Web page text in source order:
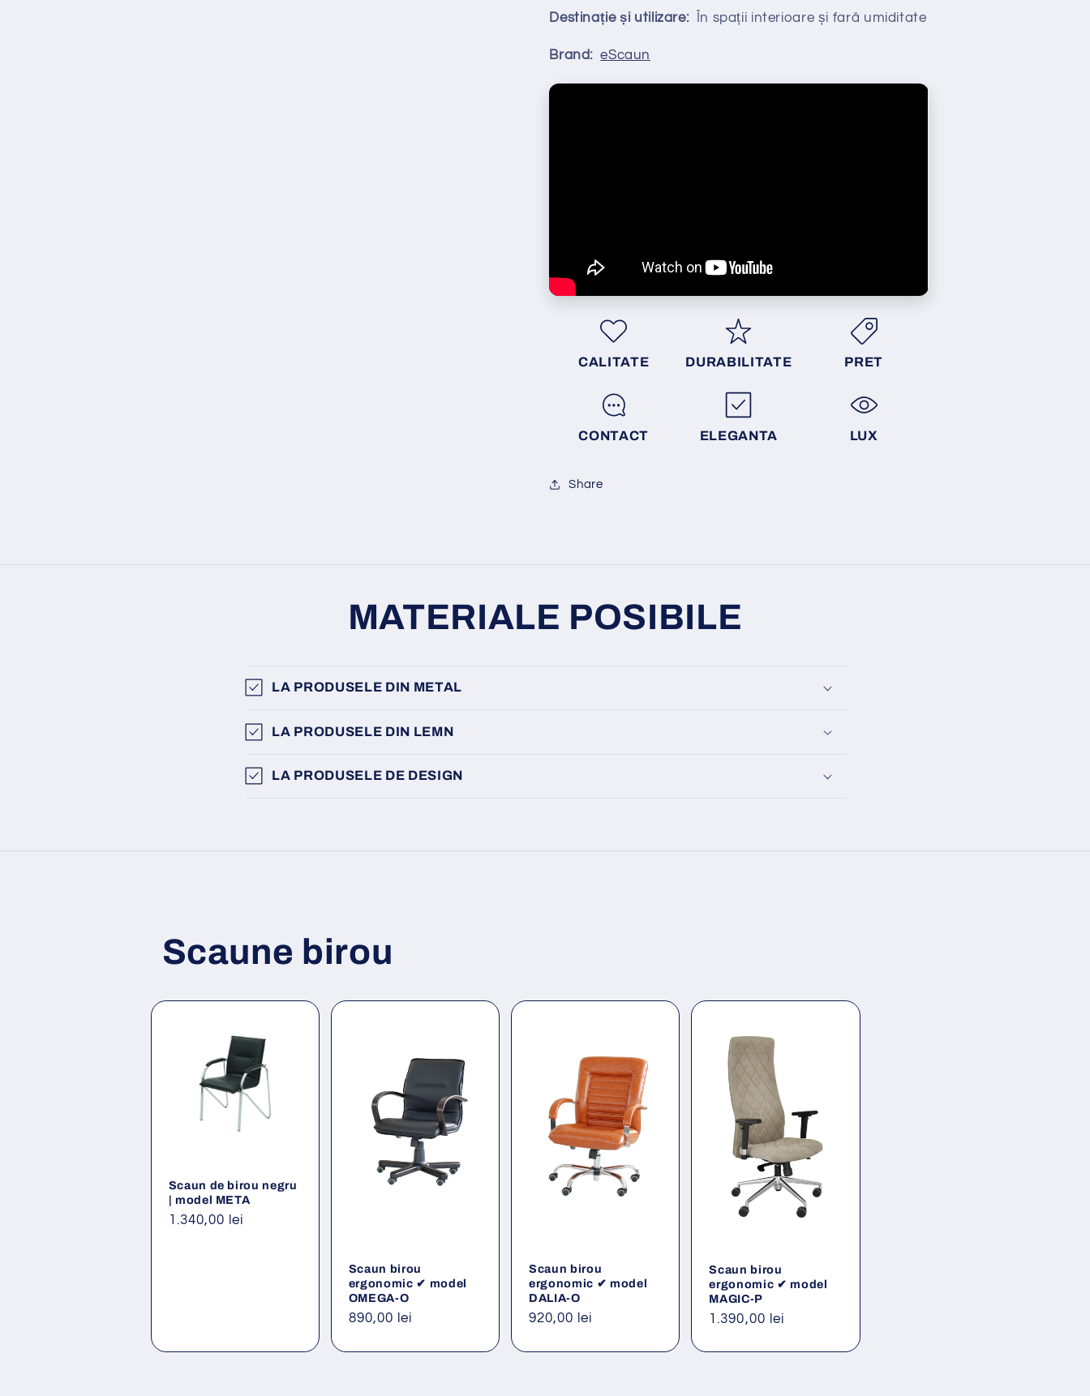
Destinație și utilizare:În spații interioare și fară umiditate
Brand:eScaun
CALITATE DURABILITATE PRET
CONTACT ELEGANTA LUX
Share
MATERIALE POSIBILE
LA PRODUSELE DIN METAL
LA PRODUSELE DIN LEMN
LA PRODUSELE DE DESIGN
Scaune birou
Scaun de birou negru
| model META
Preț
1.340,00 lei
Scaun birou
ergonomic ✔ model
OMEGA-O
Preț
890,00 lei
Scaun birou
ergonomic ✔ model
DALIA-O
Preț
920,00 lei
Scaun birou
ergonomic ✔ model
MAGIC-P
Preț
1.390,00 lei